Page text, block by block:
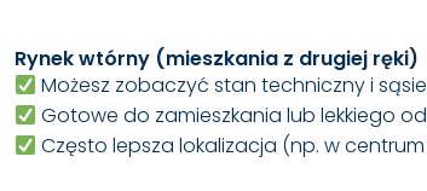
Rynek wtórny (mieszkania z drugiej ręki)
Możesz zobaczyć stan techniczny i
Gotowe do zamieszkania lub lekkiego
Często lepsza lokalizacja (np. w